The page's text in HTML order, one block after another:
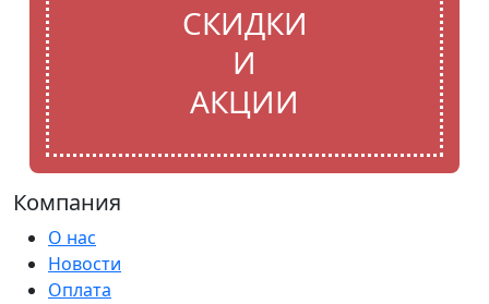
СКИДКИ
И
АКЦИИ
Компания
О нас
Новости
Оплата